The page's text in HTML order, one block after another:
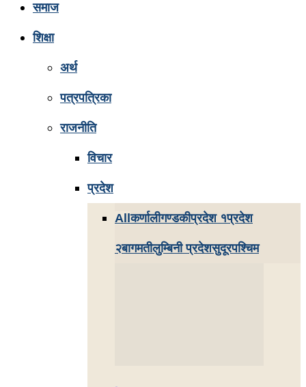
समाज
शिक्षा
अर्थ
पत्रपत्रिका
राजनीति
विचार
प्रदेश
Allकर्णालीगण्डकीप्रदेश १प्रदेश
२बागमतीलुम्बिनी प्रदेशसुदूरपश्चिम